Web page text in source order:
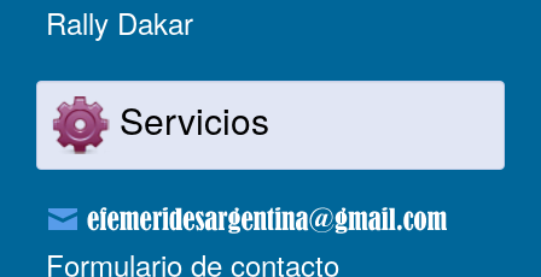
Rally Dakar
Servicios
Formulario de contacto